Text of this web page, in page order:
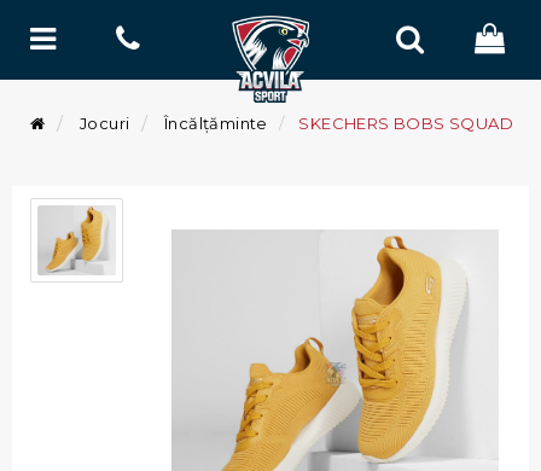
Jocuri Încălțăminte SKECHERS BOBS SQUAD